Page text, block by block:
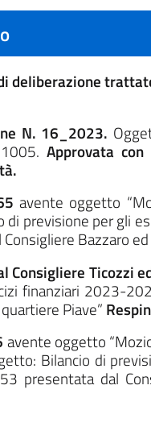
deliberazione
N. 16_2023.
Approvata
avente oggetto
previsione per gli
Bazzaro
Consigliere Ticozzi
finanziari 2023-
Piave”
avente oggetto
Bilancio di
presentata dal